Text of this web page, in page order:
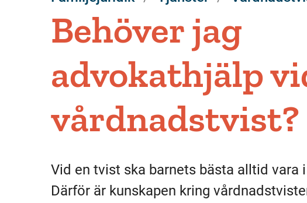
Behöver jag
advokathjälp
vårdnadstvist?
Vid en tvist ska barnets bästa alltid vara
Därför är kunskapen kring